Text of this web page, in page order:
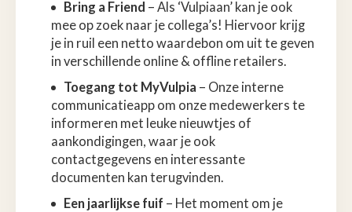
Bring a Friend – Als ‘Vulpiaan’ kan je ook
mee op zoek naar je collega’s! Hiervoor krijg
je in ruil een netto waardebon om uit te geven
in verschillende online & offline retailers.
Toegang tot MyVulpia – Onze interne
communicatieapp om onze medewerkers te
informeren met leuke nieuwtjes of
aankondigingen, waar je ook
contactgegevens en interessante
documenten kan terugvinden.
Een jaarlijkse fuif – Het moment om je